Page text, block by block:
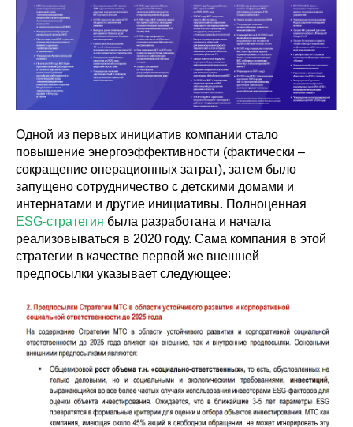
Одной из первых инициатив компании стало
повышение энергоэффективности (фактически –
сокращение операционных затрат), затем было
запущено сотрудничество с детскими домами и
интернатами и другие инициативы. Полноценная
ESG-стратегия была разработана и начала
реализовываться в 2020 году. Сама компания в этой
стратегии в качестве первой же внешней
предпосылки указывает следующее: